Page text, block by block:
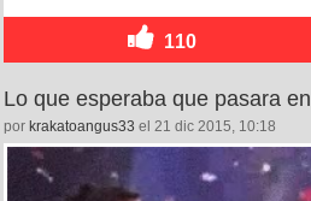
110
Lo que esperaba que pasara
por krakatoangus33 el 21 dic 2015, 10:18